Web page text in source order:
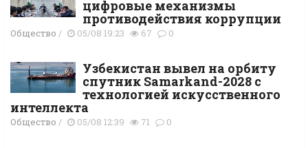
цифровые механизмы
противодействия коррупции
Общество / 05/08 19:23 67 0
Узбекистан вывел на орбиту
спутник Samarkand-2028 с
технологией искусственного
интеллекта
Общество / 05/08 12:39 71 0